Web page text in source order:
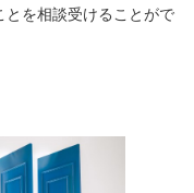
とを相談受けることがで